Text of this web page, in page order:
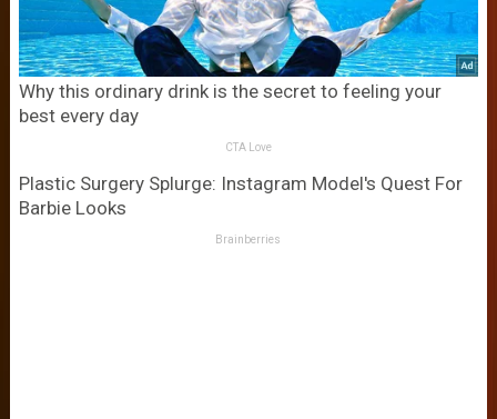
Why this ordinary drink is the secret to feeling your
best every day
CTA Love
Plastic Surgery Splurge: Instagram Model's Quest For
Barbie Looks
Brainberries